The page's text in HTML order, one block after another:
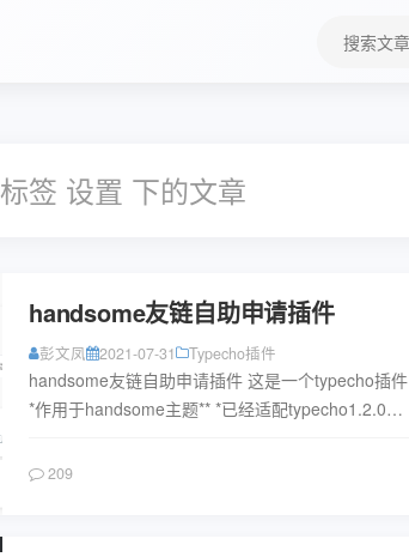
标签 设置 下的文章
handsome友链自助申请插件
彭文凤 2021-07-31 Typecho插件
handsome友链自助申请插件 这是一个typecho插件
*作用于handsome主题** *已经适配typecho1.2.0版
209